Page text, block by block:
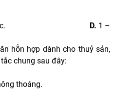
D. 1 –
hỗn hợp dành cho thuỷ sản,
chung sau đây:
thoáng.